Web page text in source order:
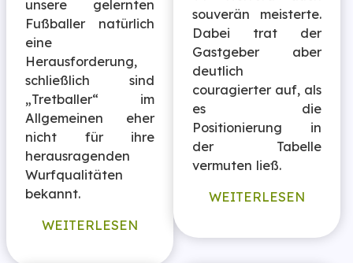
unsere gelernten
Fußballer natürlich
eine
Herausforderung,
schließlich sind
„Tretballer“ im
Allgemeinen eher
nicht für ihre
herausragenden
Wurfqualitäten
bekannt.
WEITERLESEN
souverän meisterte.
Dabei trat der
Gastgeber aber
deutlich
couragierter auf, als
es die
Positionierung in
der Tabelle
vermuten ließ.
WEITERLESEN